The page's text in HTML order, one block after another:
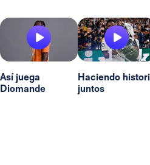
Así juega
Diomande
Haciendo
juntos